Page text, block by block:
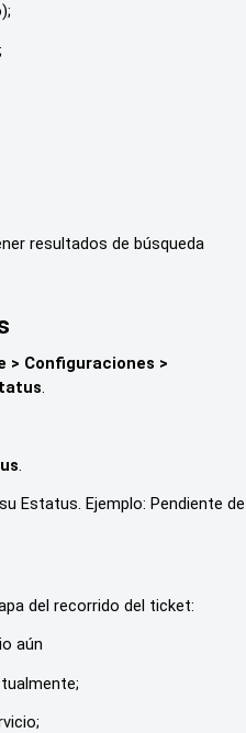
resultados de búsqueda
> Configuraciones >
.
.
Estatus. Ejemplo: Pendiente de
del recorrido del ticket:
aún